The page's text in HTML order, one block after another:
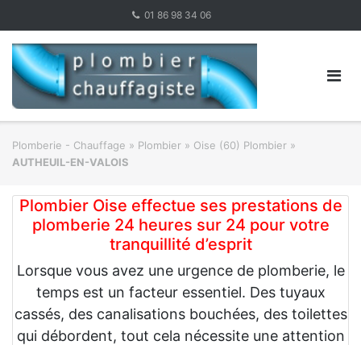
content
01 86 98 34 06
Plomberie - Chauffage » Plombier » Oise (60) Plombier »
AUTHEUIL-EN-VALOIS
Plombier Oise effectue ses prestations de
plomberie 24 heures sur 24 pour votre
tranquillité d’esprit
Lorsque vous avez une urgence de plomberie, le
temps est un facteur essentiel. Des tuyaux
cassés, des canalisations bouchées, des toilettes
qui débordent, tout cela nécessite une attention